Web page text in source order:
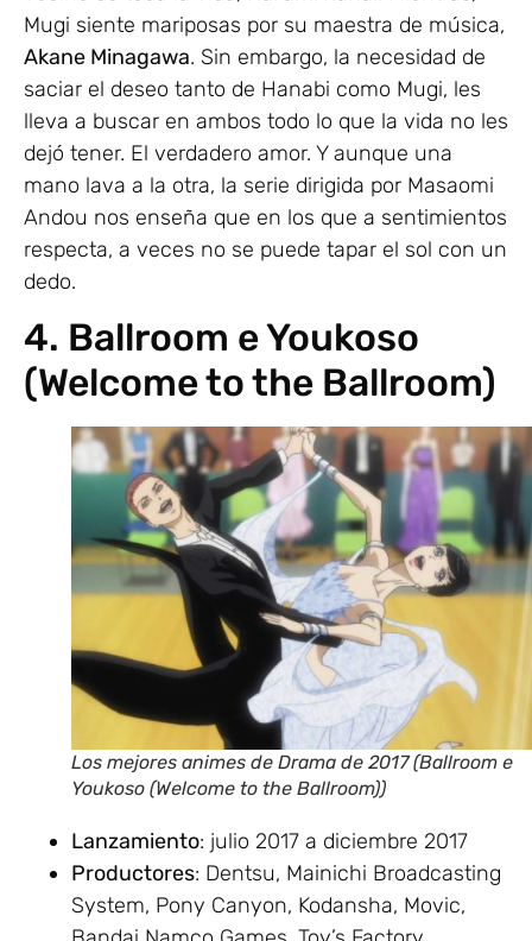
Mugi siente mariposas por su maestra de música,
Akane Minagawa. Sin embargo, la necesidad de
saciar el deseo tanto de Hanabi como Mugi, les
lleva a buscar en ambos todo lo que la vida no les
dejó tener. El verdadero amor. Y aunque una
mano lava a la otra, la serie dirigida por Masaomi
Andou nos enseña que en los que a sentimientos
respecta, a veces no se puede tapar el sol con un
dedo.
4. Ballroom e Youkoso
(Welcome to the Ballroom)
Los mejores animes de Drama de 2017 (Ballroom e
Youkoso (Welcome to the Ballroom))
Lanzamiento: julio 2017 a diciembre 2017
Productores: Dentsu, Mainichi Broadcasting
System, Pony Canyon, Kodansha, Movic,